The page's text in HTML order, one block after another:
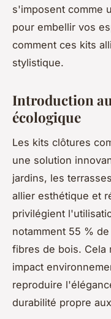
s'imposent comme
pour embellir vos
comment ces kits
stylistique.
Introduction
écologique
Les kits clôtures
une solution
jardins, les
allier esthétique et
privilégient
notamment 55 %
fibres de bois. Cela
impact
reproduire
durabilité propre